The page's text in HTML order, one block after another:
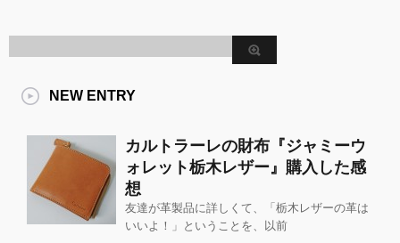
NEW ENTRY
カルトラーレの財布『ジャミーウ
ォレット栃木レザー』購入した感
想
友達が革製品に詳しくて、「栃木レザーの革は
いいよ！」ということを、以前